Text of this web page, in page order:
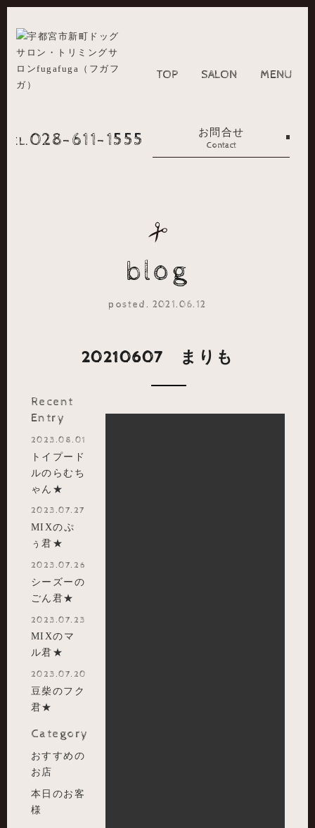
TOP SALON MENU
TEL. 028-611-1555 お問合せ
Contact
blog
posted. 2021.06.12
20210607 まりも
Recent
Entry
2023.08.01
トイプード
ルのらむち
ゃん★
2023.07.27
MIXのぷ
ぅ君★
2023.07.26
シーズーの
ごん君★
2023.07.23
MIXのマ
ル君★
2023.07.20
豆柴のフク
君★
Category
おすすめの
お店
本日のお客
様